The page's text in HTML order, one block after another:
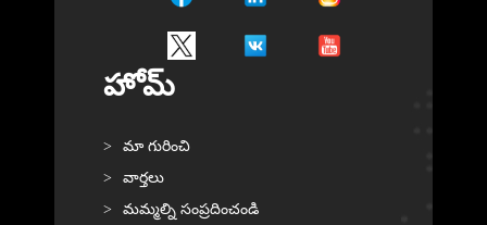
హోమ్
మా గురించి
వార్తలు
మమ్మల్ని సంప్రదించండి